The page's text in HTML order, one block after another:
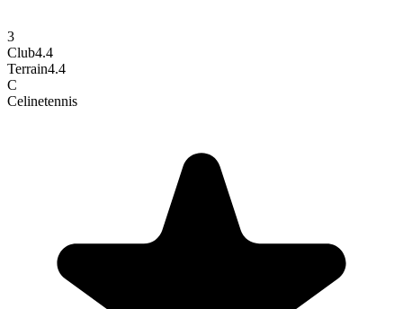
3
Club4.4
Terrain4.4
C
Celinetennis